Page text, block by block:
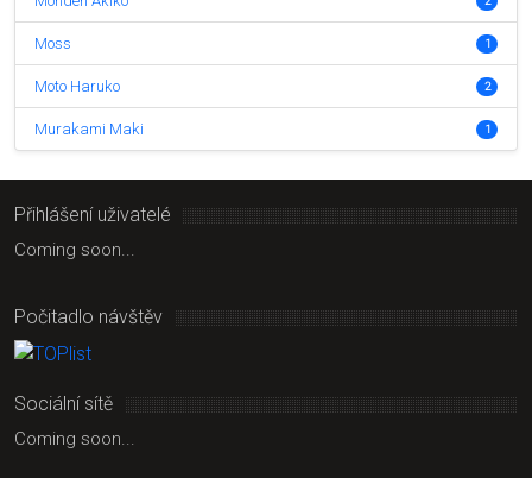
Moss 1
Moto Haruko 2
Murakami Maki 1
Přihlášení uživatelé
Coming soon...
Počitadlo návštěv
Sociální sítě
Coming soon...